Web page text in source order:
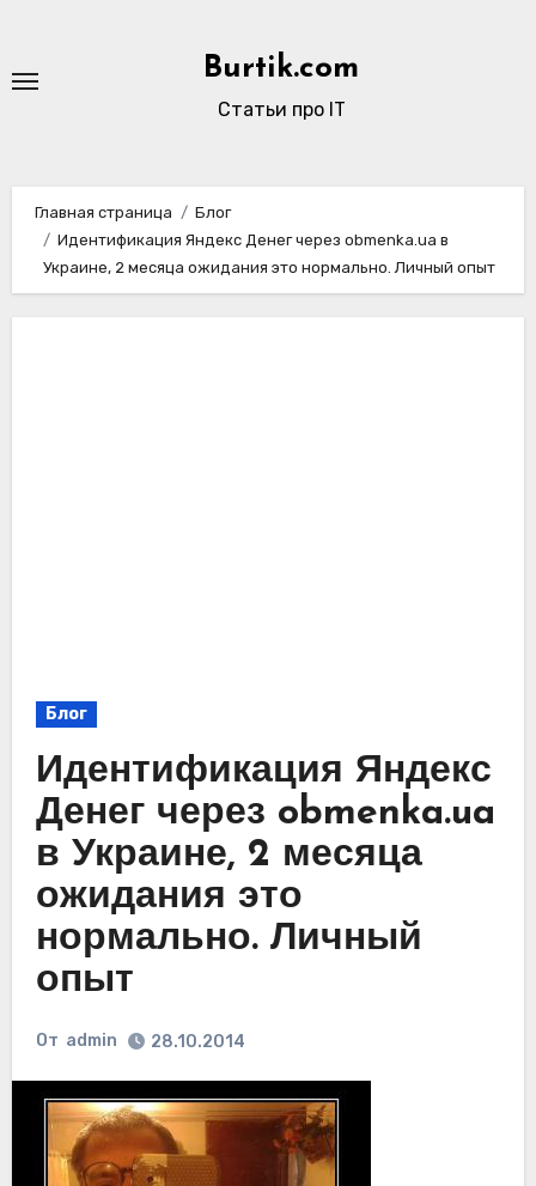
содержимому
Burtik.com
Статьи про IT
Главная страница
Блог
Идентификация Яндекс Денег через obmenka.ua в
Украине, 2 месяца ожидания это нормально. Личный опыт
Блог
Идентификация Яндекс
Денег через obmenka.ua
в Украине, 2 месяца
ожидания это
нормально. Личный
опыт
От admin 28.10.2014